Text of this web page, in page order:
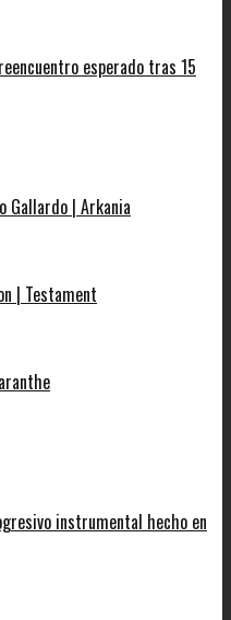
esperado tras 15
Gallardo | Arkania
| Testament
instrumental hecho en